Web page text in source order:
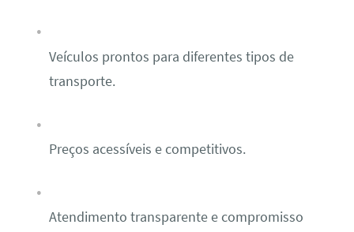
Veículos prontos para diferentes tipos de
transporte.
Preços acessíveis e competitivos.
Atendimento transparente e compromisso